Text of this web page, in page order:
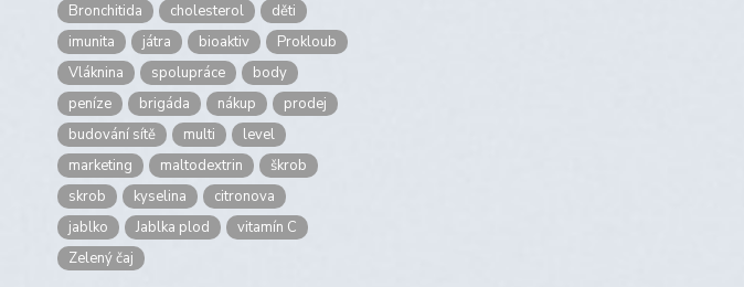
Bronchitida
cholesterol
děti
imunita
játra bioaktiv
Prokloub
Vláknina
spolupráce
body
peníze
brigáda nákup
prodej
budování sítě
multi
level
marketing
maltodextrin
škrob
skrob
kyselina
citronova
jablko
Jablka plod
vitamín C
Zelený čaj